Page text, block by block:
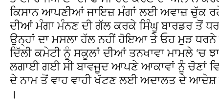
ਕਿਸਾਨ ਆਪਣੀਆਂ ਜਾਇਜ਼ ਮੰਗਾਂ ਲਈ ਅਵਾਜ਼ ਚੁੱਕ
ਦੀਆਂ ਮੰਗਾ ਮੰਨਣ ਦੀ ਗੱਲ ਕਰਕੇ ਸਿੰਘੂ ਬਾਰਡਰ ਤੋਂ
ਉਨ੍ਹਾਂ ਦਾ ਮਸਲਾ ਹੱਲ ਨਹੀਂ ਹੋਇਆ ਤੇ ਓਹ ਮੁੜ
ਦਿੱਲੀ ਕਮੇਟੀ ਨੂੰ ਸਕੂਲਾਂ ਦੀਆਂ ਤਨਖਾਵਾ ਮਾਮਲੇ
ਲਗਾਈ ਗਈ ਸੀ ਬਾਵਜੂਦ ਆਪਣੇ ਆਕਾਵਾਂ ਨੂੰ ਚੋਣਾਂ
ਦੇ ਨਾਮ ਤੋਂ ਵਾਹ ਵਾਹੀ ਖੱਟਣ ਲਈ ਅਦਾਲਤ ਦੇ ਆਦੇਸ਼
।